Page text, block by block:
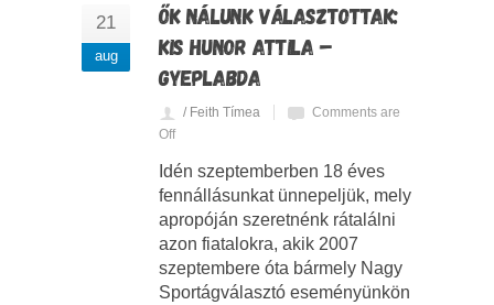
21
aug
ŐK NÁLUNK VÁLASZTOTTAK:
KIS HUNOR ATTILA –
GYEPLABDA
/ Feith Tímea
Comments are
Off
Idén szeptemberben 18 éves
fennállásunkat ünnepeljük, mely
apropóján szeretnénk rátalálni
azon fiatalokra, akik 2007
szeptembere óta bármely Nagy
Sportágválasztó eseményünkön